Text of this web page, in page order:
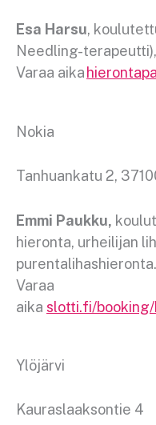
Esa Harsu,
Needling-
Varaa aika
Nokia
Tanhuankatu 2,
Emmi Paukku,
hieronta, urheilijan
purentalihashieronta.
Varaa
aika slotti.fi/
Ylöjärvi
Kauraslaaksontie 4